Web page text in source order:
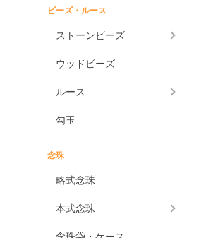
ビーズ・ルース
ストーンビーズ
ウッドビーズ
ルース
勾玉
念珠
略式念珠
本式念珠